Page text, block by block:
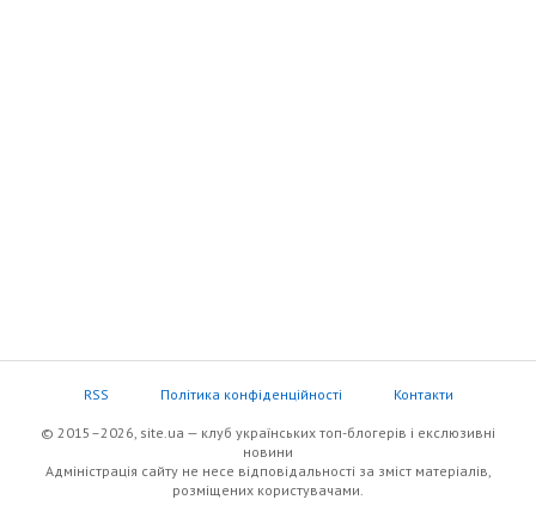
RSS Політика конфіденційності Контакти
© 2015–2026, site.ua — клуб українських топ-блогерів i екслюзивнi
новини
Адміністрація сайту не несе відповідальності за зміст матеріалів,
розміщених користувачами.